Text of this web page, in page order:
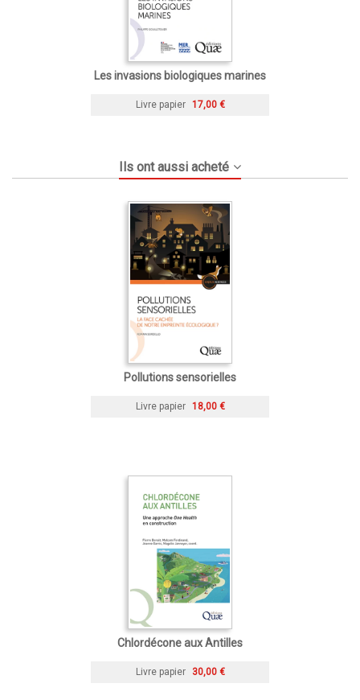
Les invasions biologiques marines
Livre papier 17,00 €
Ils ont aussi acheté
Pollutions sensorielles
Livre papier 18,00 €
Chlordécone aux Antilles
Livre papier 30,00 €